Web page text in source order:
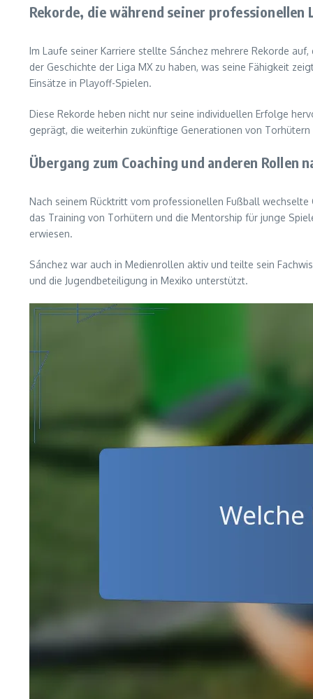
Rekorde, die während seiner
Im Laufe seiner Karriere stellte Sánchez mehrere Rekorde
der Geschichte der Liga MX zu haben, was seine Fähigkeit
Einsätze in Playoff-Spielen.
Diese Rekorde heben nicht nur seine individuellen Erfolge
geprägt, die weiterhin zukünftige Generationen von Torhütern
Übergang zum Coaching und anderen Rollen
Nach seinem Rücktritt vom professionellen Fußball
das Training von Torhütern und die Mentorship für junge
erwiesen.
Sánchez war auch in Medienrollen aktiv und teilte sein
und die Jugendbeteiligung in Mexiko unterstützt.